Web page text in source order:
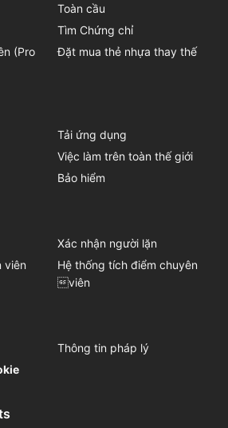
Toàn cầu
Tìm Chứng chỉ
(Pro
Đặt mua thẻ nhựa thay thế
Tải ứng dụng
Việc làm trên toàn thế giới
Bảo hiểm
Xác nhận người lặn
viên
Hệ thống tích điểm chuyên
viên
Thông tin pháp lý